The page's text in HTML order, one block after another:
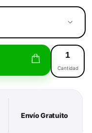
Cantidad
Envío Gratuito